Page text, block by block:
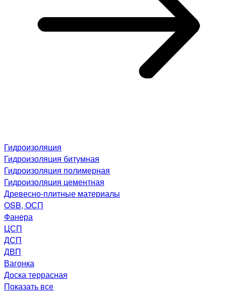
Гидроизоляция
Гидроизоляция битумная
Гидроизоляция полимерная
Гидроизоляция цементная
Древесно-плитные материалы
OSB, ОСП
Фанера
ЦСП
ДСП
ДВП
Вагонка
Доска террасная
Показать все